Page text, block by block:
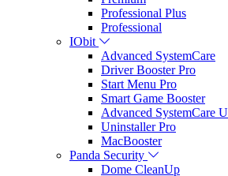
Professional Plus
Professional
IObit
Advanced SystemCare
Driver Booster Pro
Start Menu Pro
Smart Game Booster
Advanced SystemCare
Uninstaller Pro
MacBooster
Panda Security
Dome CleanUp